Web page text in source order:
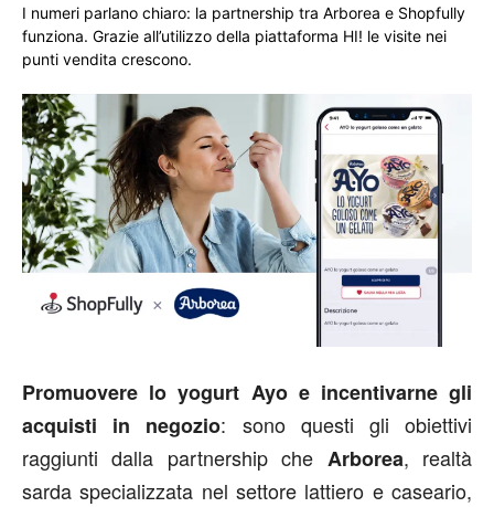
I numeri parlano chiaro: la partnership tra Arborea e Shopfully
funziona. Grazie all’utilizzo della piattaforma HI! le visite nei
punti vendita crescono.
Promuovere lo yogurt Ayo e incentivarne gli
acquisti in negozio: sono questi gli obiettivi
raggiunti dalla partnership che Arborea, realtà
sarda specializzata nel settore lattiero e caseario,